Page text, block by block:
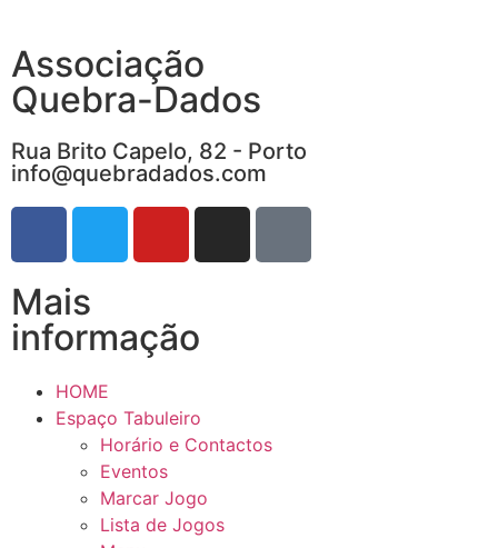
Associação
Quebra-Dados
Rua Brito Capelo, 82 - Porto
info@quebradados.com
Mais
informação
HOME
Espaço Tabuleiro
Horário e Contactos
Eventos
Marcar Jogo
Lista de Jogos